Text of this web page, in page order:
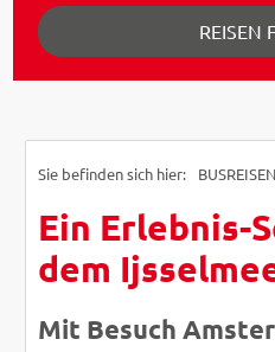
REISEN
Ein Erlebnis-
dem
Mit Besuch